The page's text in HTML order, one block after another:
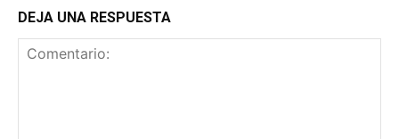
DEJA UNA RESPUESTA